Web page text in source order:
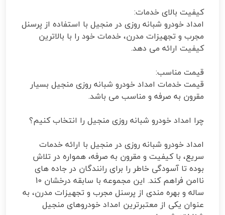
کیفیت بالای خدمات:
امداد خودرو شبانه روزی در منجیل با استفاده از پرسنل
مجرب و تجهیزات مدرن، خدمات خود را با بالاترین
کیفیت ارائه می دهد.
قیمت مناسب:
قیمت خدمات امداد خودرو شبانه روزی منجیل بسیار
مقرون به صرفه و مناسب می باشد.
چرا امداد خودرو شبانه روزی منجیل را انتخاب کنیم؟
امداد خودرو شبانه روزی در منجیل با ارائه خدمات
سریع، با کیفیت و مقرون به صرفه، همواره در تلاش
بوده تا آسودگی خاطر را برای رانندگان در جاده های
ناامن فراهم کند. این مجموعه با سابقه درخشان 10
ساله و بهره مندی از پرسنل مجرب و تجهیزات مدرن، به
عنوان یکی از معتبرترین امداد خودروهای منجیل